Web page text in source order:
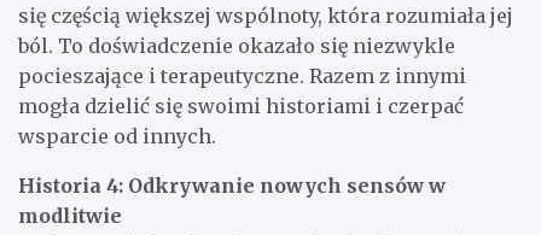
się częścią większej wspólnoty, która rozumiała jej
ból. To doświadczenie okazało się niezwykle
pocieszające i terapeutyczne. Razem z innymi
mogła dzielić się swoimi historiami i czerpać
wsparcie od innych.
Historia 4: Odkrywanie nowych sensów w
modlitwie